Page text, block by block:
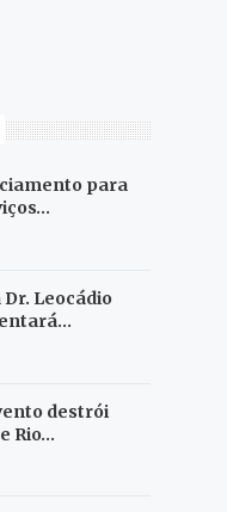
para
Leocádio
destrói
Rio…